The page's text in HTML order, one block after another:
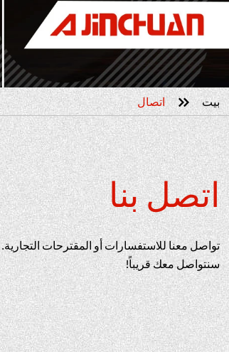
بيت  اتصال
اتصل بنا
تواصل معنا للاستفسارات أو المقترحات التجارية.
سنتواصل معك قريباً!